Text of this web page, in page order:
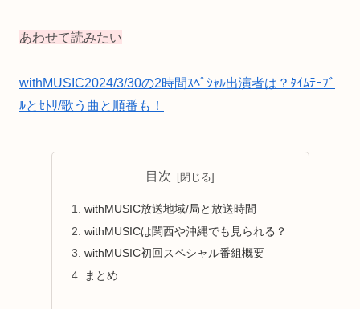
あわせて読みたい
withMUSIC2024/3/30の2時間ｽﾍﾟｼｬﾙ出演者は？ﾀｲﾑﾃｰﾌﾞ
ﾙとｾﾄﾘ/歌う曲と順番も！
目次
withMUSIC放送地域/局と放送時間
withMUSICは関西や沖縄でも見られる？
withMUSIC初回スペシャル番組概要
まとめ